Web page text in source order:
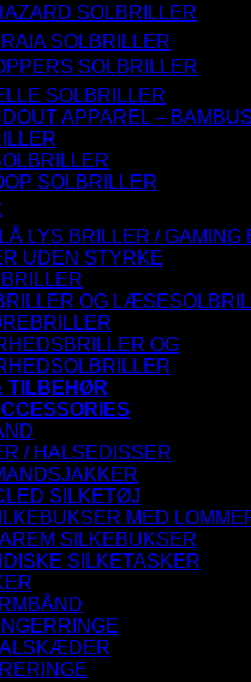
SOLBRILLER
SOLBRILLER
SOLBRILLER
SOLBRILLER
APPAREL – BAMBUS
SOLBRILLER
LYS BRILLER / GAMING
UDEN STYRKE
OG
OG
TILBEHØR
/ HALSEDISSER
SILKETØJ
MED
SILKEBUKSER
SILKETASKER